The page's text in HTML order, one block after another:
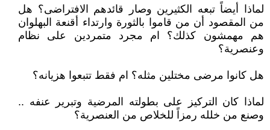
لماذا أيضاً تبعه الكثيرين وصار قائدهم الافتراضى؟ هل
من المقصود أن من قاموا بالثورة وارتداء أقنعة البهلوان
هم مهمشون كذلك؟ ام مجرد متمردين على نظام
وعنصرية؟
هل كانوا مرضى مختلين مثله؟ ام فقط تتبعوا هزيانه؟
لماذا كان التركيز على بطولته المرضية وتبرير عنفه ..
وصنع من خلله رمزاً للخلاص من العنصرية؟